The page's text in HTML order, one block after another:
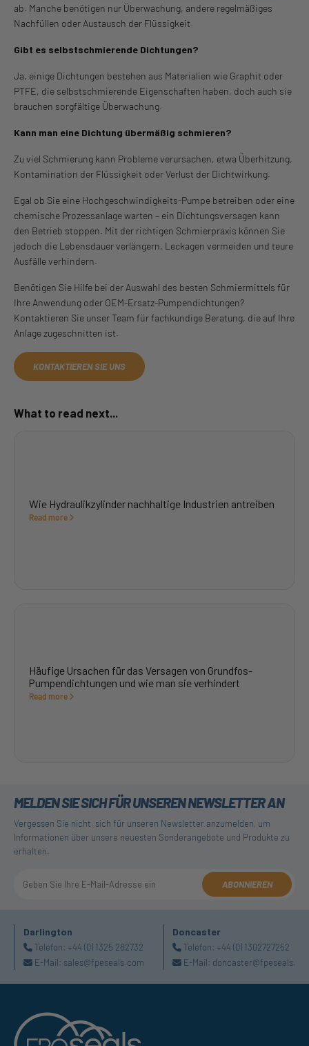
ab. Manche benötigen nur Überwachung, andere regelmäßiges
Nachfüllen oder Austausch der Flüssigkeit.
Gibt es selbstschmierende Dichtungen?
Ja, einige Dichtungen bestehen aus Materialien wie Graphit oder
PTFE, die selbstschmierende Eigenschaften haben, doch auch sie
brauchen sorgfältige Überwachung.
Kann man eine Dichtung übermäßig schmieren?
Zu viel Schmierung kann Probleme verursachen, etwa Überhitzung,
Kontamination der Flüssigkeit oder Verlust der Dichtwirkung.
Egal ob Sie eine Hochgeschwindigkeits-Pumpe betreiben oder eine
chemische Prozessanlage warten – ein Dichtungsversagen kann
den Betrieb stoppen. Mit der richtigen Schmierpraxis können Sie
jedoch die Lebensdauer verlängern, Leckagen vermeiden und teure
Ausfälle verhindern.
Benötigen Sie Hilfe bei der Auswahl des besten Schmiermittels für
Ihre Anwendung oder OEM-Ersatz-Pumpendichtungen?
Kontaktieren Sie unser Team für fachkundige Beratung, die auf Ihre
Anlage zugeschnitten ist.
KONTAKTIEREN SIE UNS
What to read next...
Wie Hydraulikzylinder nachhaltige Industrien antreiben
Read more
Häufige Ursachen für das Versagen von Grundfos-
Pumpendichtungen und wie man sie verhindert
Read more
MELDEN SIE SICH FÜR UNSEREN NEWSLETTER AN
Vergessen Sie nicht, sich für unseren Newsletter anzumelden, um
Informationen über unsere neuesten Sonderangebote und Produkte zu
erhalten.
ABONNIEREN
Darlington
Telefon: +44 (0) 1325 282732
E-Mail: sales@fpeseals.com
Doncaster
Telefon: +44 (0) 1302727252
E-Mail: